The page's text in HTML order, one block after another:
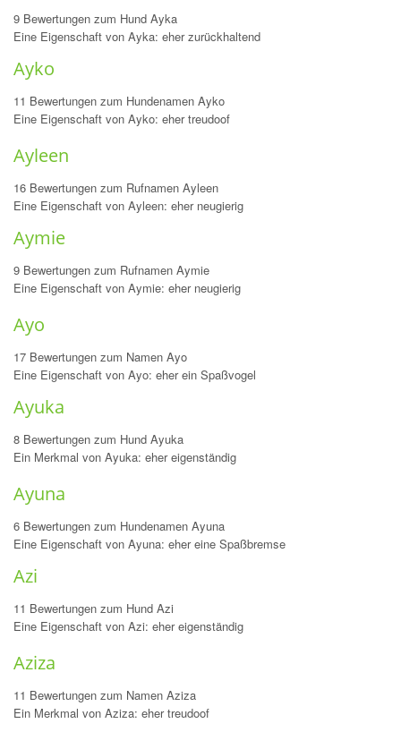
9 Bewertungen zum Hund Ayka
Eine Eigenschaft von Ayka: eher zurückhaltend
Ayko
11 Bewertungen zum Hundenamen Ayko
Eine Eigenschaft von Ayko: eher treudoof
Ayleen
16 Bewertungen zum Rufnamen Ayleen
Eine Eigenschaft von Ayleen: eher neugierig
Aymie
9 Bewertungen zum Rufnamen Aymie
Eine Eigenschaft von Aymie: eher neugierig
Ayo
17 Bewertungen zum Namen Ayo
Eine Eigenschaft von Ayo: eher ein Spaßvogel
Ayuka
8 Bewertungen zum Hund Ayuka
Ein Merkmal von Ayuka: eher eigenständig
Ayuna
6 Bewertungen zum Hundenamen Ayuna
Eine Eigenschaft von Ayuna: eher eine Spaßbremse
Azi
11 Bewertungen zum Hund Azi
Eine Eigenschaft von Azi: eher eigenständig
Aziza
11 Bewertungen zum Namen Aziza
Ein Merkmal von Aziza: eher treudoof